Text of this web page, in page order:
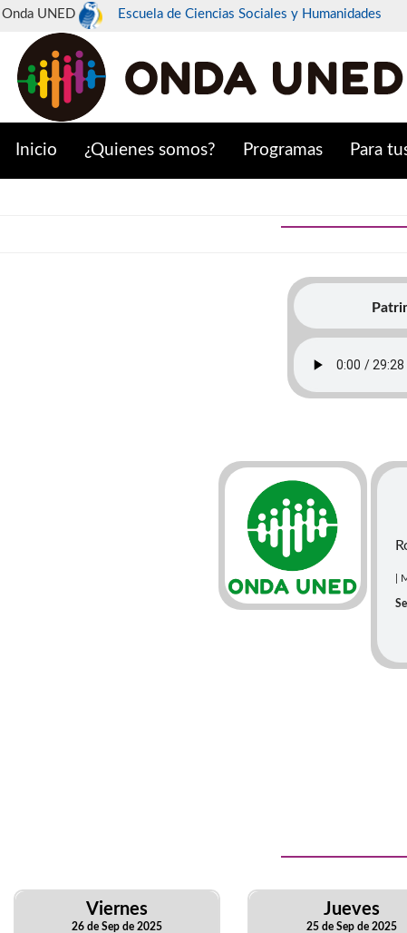
Onda UNED Escuela de Ciencias Sociales y Humanidades
Inicio ¿Quienes somos? Programas Para
|
Viernes
26 de Sep de 2025
Jueves
25 de Sep de 2025